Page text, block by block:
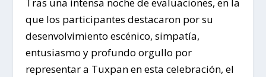
Tras una intensa noche de evaluaciones, en la
que los participantes destacaron por su
desenvolvimiento escénico, simpatía,
entusiasmo y profundo orgullo por
representar a Tuxpan en esta celebración, el